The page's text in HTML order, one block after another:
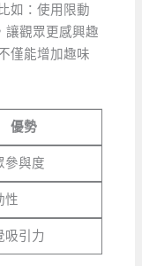
如：使用限動
讓觀眾更感興趣
僅能增加趣味
優勢
參與度
性
吸引力